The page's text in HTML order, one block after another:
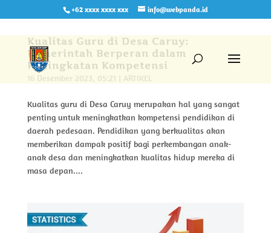
+62 xxxx xxxx xxx info@webpanda.id
Kualitas Guru di Desa Caruy:
Pemerintah Berperan dalam
Peningkatan Kompetensi
16 Desember 2023, 05:21 ARTIKEL
Kualitas guru di Desa Caruy merupakan hal yang sangat
penting untuk meningkatkan kompetensi pendidikan di
daerah pedesaan. Pendidikan yang berkualitas akan
memberikan dampak positif bagi perkembangan anak-
anak desa dan meningkatkan kualitas hidup mereka di
masa depan....